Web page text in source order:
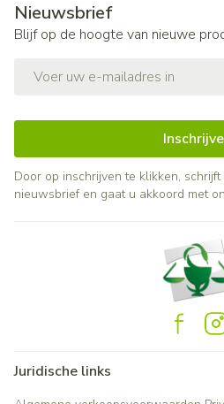
Nieuwsbrief
Blijf op de hoogte van nieuwe
Door op inschrijven te klikken,
nieuwsbrief en gaat u akkoord met
Juridische links